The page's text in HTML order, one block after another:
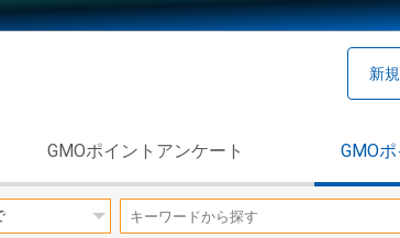
新
GMOポイントアンケート GMO